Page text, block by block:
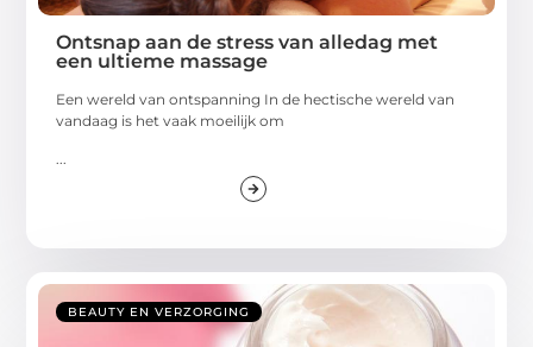
Ontsnap aan de stress van alledag met
een ultieme massage
Een wereld van ontspanning In de hectische wereld van
vandaag is het vaak moeilijk om
...
BEAUTY EN VERZORGING